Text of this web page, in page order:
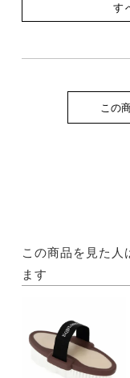
す
この
この商品を見た人
ます